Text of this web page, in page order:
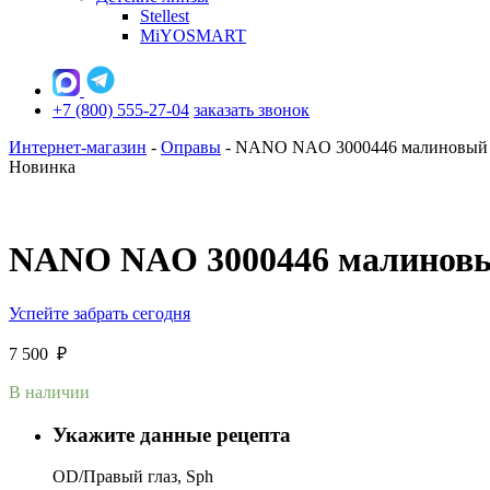
Stellest
MiYOSMART
+7 (800) 555-27-04 заказать звонок
Интернет-магазин - Оправы - NANO NAO 3000446 малиновый
Новинка
NANO NAO 3000446
Успейте забрать сегодня
7 500 ₽
В наличии
Укажите данные рецепта
OD/Правый глаз, Sph